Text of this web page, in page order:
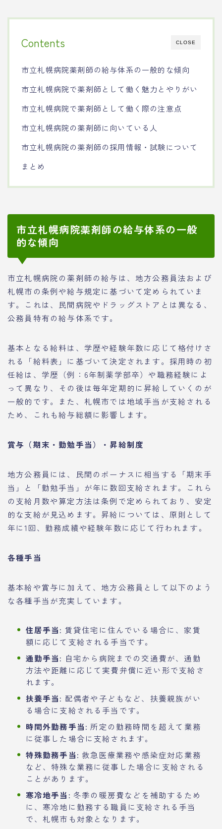
CLOSE
Contents
市立札幌病院薬剤師の給与体系の一般的な傾向
市立札幌病院で薬剤師として働く魅力とやりがい
市立札幌病院で薬剤師として働く際の注意点
市立札幌病院の薬剤師に向いている人
市立札幌病院の薬剤師の採用情報・試験について
まとめ
市立札幌病院薬剤師の給与体系の一般
的な傾向
市立札幌病院の薬剤師の給与は、地方公務員法および
札幌市の条例や給与規定に基づいて定められていま
す。これは、民間病院やドラッグストアとは異なる、
公務員特有の給与体系です。
基本となる給料は、学歴や経験年数に応じて格付けさ
れる「給料表」に基づいて決定されます。採用時の初
任給は、学歴（例：6年制薬学部卒）や職務経験によ
って異なり、その後は毎年定期的に昇給していくのが
一般的です。また、札幌市では地域手当が支給される
ため、これも給与総額に影響します。
賞与（期末・勤勉手当）・昇給制度
地方公務員には、民間のボーナスに相当する「期末手
当」と「勤勉手当」が年に数回支給されます。これら
の支給月数や算定方法は条例で定められており、安定
的な支給が見込めます。昇給については、原則として
年に1回、勤務成績や経験年数に応じて行われます。
各種手当
基本給や賞与に加えて、地方公務員として以下のよう
な各種手当が充実しています。
住居手当: 賃貸住宅に住んでいる場合に、家賃
額に応じて支給される手当です。
通勤手当: 自宅から病院までの交通費が、通勤
方法や距離に応じて実費弁償に近い形で支給さ
れます。
扶養手当: 配偶者や子どもなど、扶養親族がい
る場合に支給される手当です。
時間外勤務手当: 所定の勤務時間を超えて業務
に従事した場合に支給されます。
特殊勤務手当: 救急医療業務や感染症対応業務
など、特殊な業務に従事した場合に支給される
ことがあります。
寒冷地手当: 冬季の暖房費などを補助するため
に、寒冷地に勤務する職員に支給される手当
で、札幌市も対象となります。